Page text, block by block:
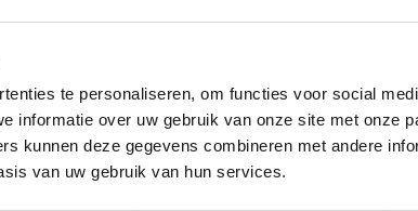
te personaliseren, om functies voor social
informatie over uw gebruik van onze site met onze
kunnen deze gegevens combineren met andere
van uw gebruik van hun services.